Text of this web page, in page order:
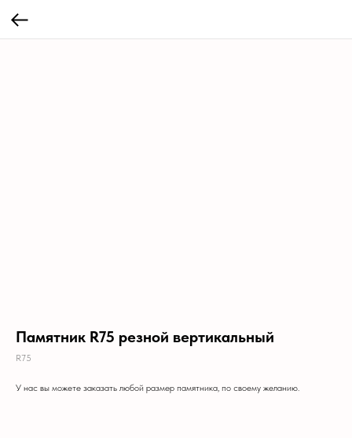
Памятник R75 резной вертикальный
R75
У нас вы можете заказать любой размер памятника, по своему желанию.